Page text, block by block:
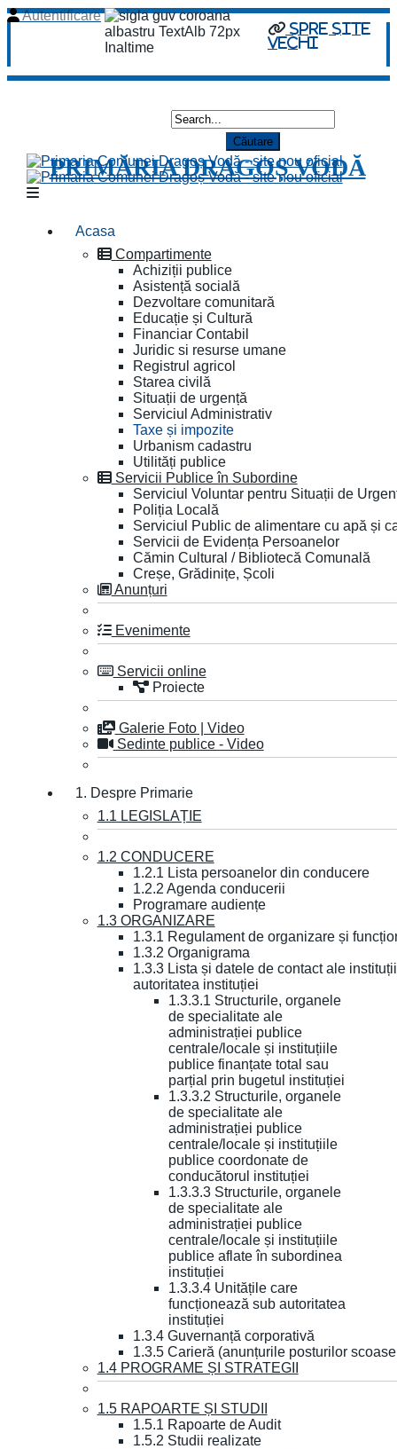
spre site
vechi
Autentificare
PRIMĂRIA DRAGOȘ VODĂ
Acasa
Compartimente
Achiziții publice
Asistență socială
Dezvoltare comunitară
Educație și Cultură
Financiar Contabil
Juridic si resurse umane
Registrul agricol
Starea civilă
Situații de urgență
Serviciul Administrativ
Taxe și impozite
Urbanism cadastru
Utilități publice
Servicii Publice în Subordine
Serviciul Voluntar pentru Situații de
Poliția Locală
Serviciul Public de alimentare cu apă și
Servicii de Evidența Persoanelor
Cămin Cultural / Bibliotecă Comunală
Creșe, Grădinițe, Școli
Anunțuri
Evenimente
Servicii online
Proiecte
Galerie Foto | Video
Sedinte publice - Video
1. Despre Primarie
1.1 LEGISLAȚIE
1.2 CONDUCERE
1.2.1 Lista persoanelor din conducere
1.2.2 Agenda conducerii
Programare audiențe
1.3 ORGANIZARE
1.3.1 Regulament de organizare și
1.3.2 Organigrama
1.3.3 Lista și datele de contact ale
autoritatea instituției
1.3.3.1 Structurile, organele
de specialitate ale
administrației publice
centrale/locale și instituțiile
publice finanțate total sau
parțial prin bugetul instituției
1.3.3.2 Structurile, organele
de specialitate ale
administrației publice
centrale/locale și instituțiile
publice coordonate de
conducătorul instituției
1.3.3.3 Structurile, organele
de specialitate ale
administrației publice
centrale/locale și instituțiile
publice aflate în subordinea
instituției
1.3.3.4 Unitățile care
funcționează sub autoritatea
instituției
1.3.4 Guvernanță corporativă
1.3.5 Carieră (anunțurile posturilor
1.4 PROGRAME ȘI STRATEGII
1.5 RAPOARTE ȘI STUDII
1.5.1 Rapoarte de Audit
1.5.2 Studii realizate